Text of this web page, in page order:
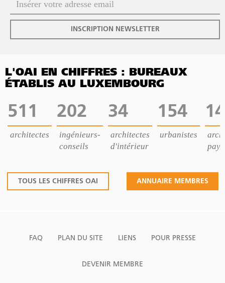
INSCRIPTION NEWSLETTER
L'OAI EN CHIFFRES : BUREAUX
ÉTABLIS AU LUXEMBOURG
511
architectes
202
ingénieurs-
conseils
34
architectes
d'intérieur
154
urbanistes
14
TOUS LES CHIFFRES OAI ANNUAIRE MEMBRES
FAQ PLAN DU SITE LIENS POUR PRESSE
DEVENIR MEMBRE